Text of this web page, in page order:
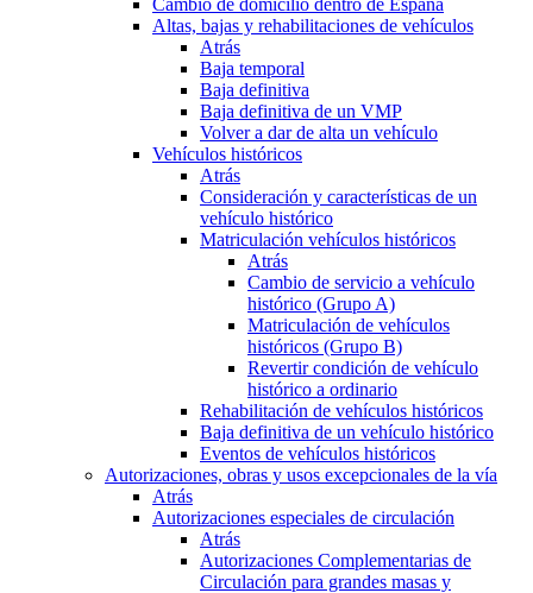
Cambio de domicilio dentro de España
Altas, bajas y rehabilitaciones de vehículos
Atrás
Baja temporal
Baja definitiva
Baja definitiva de un VMP
Volver a dar de alta un vehículo
Vehículos históricos
Atrás
Consideración y características de un
vehículo histórico
Matriculación vehículos históricos
Atrás
Cambio de servicio a vehículo
histórico (Grupo A)
Matriculación de vehículos
históricos (Grupo B)
Revertir condición de vehículo
histórico a ordinario
Rehabilitación de vehículos históricos
Baja definitiva de un vehículo histórico
Eventos de vehículos históricos
Autorizaciones, obras y usos excepcionales de la vía
Atrás
Autorizaciones especiales de circulación
Atrás
Autorizaciones Complementarias de
Circulación para grandes masas y